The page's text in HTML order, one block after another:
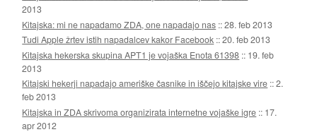
2013
Kitajska: mi ne napadamo ZDA, one napadajo nas ::28. feb 2013
Tudi Apple žrtev istih napadalcev kakor Facebook ::20. feb 2013
Kitajska hekerska skupina APT1 je vojaška Enota 61398 :: 19. feb
2013
Kitajski hekerji napadajo ameriške časnike in iščejo kitajske vire ::2.
feb 2013
Kitajska in ZDA skrivoma organizirata internetne vojaške igre :: 17.
apr 2012